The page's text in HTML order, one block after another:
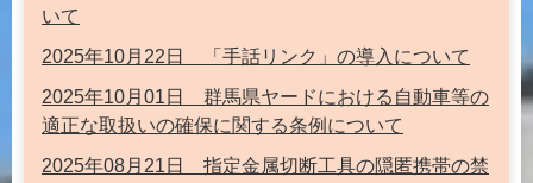
いて
2025年10月22日 「手話リンク」の導入について
2025年10月01日 群馬県ヤードにおける自動車等の
適正な取扱いの確保に関する条例について
2025年08月21日 指定金属切断工具の隠匿携帯の禁